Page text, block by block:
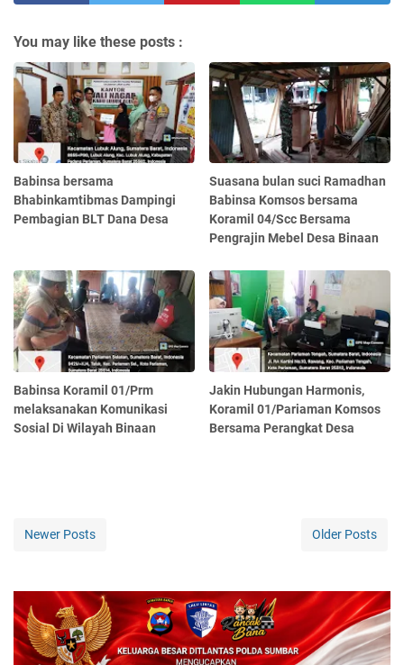
You may like these posts :
Babinsa bersama
Bhabinkamtibmas Dampingi
Pembagian BLT Dana Desa
Suasana bulan suci Ramadhan
Babinsa Komsos bersama
Koramil 04/Scc Bersama
Pengrajin Mebel Desa Binaan
Babinsa Koramil 01/Prm
melaksanakan Komunikasi
Sosial Di Wilayah Binaan
Jakin Hubungan Harmonis,
Koramil 01/Pariaman Komsos
Bersama Perangkat Desa
Newer Posts Older Posts